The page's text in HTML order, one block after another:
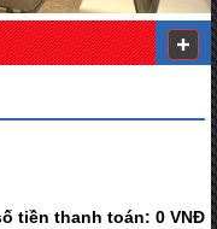
tiền thanh toán: 0 VNĐ